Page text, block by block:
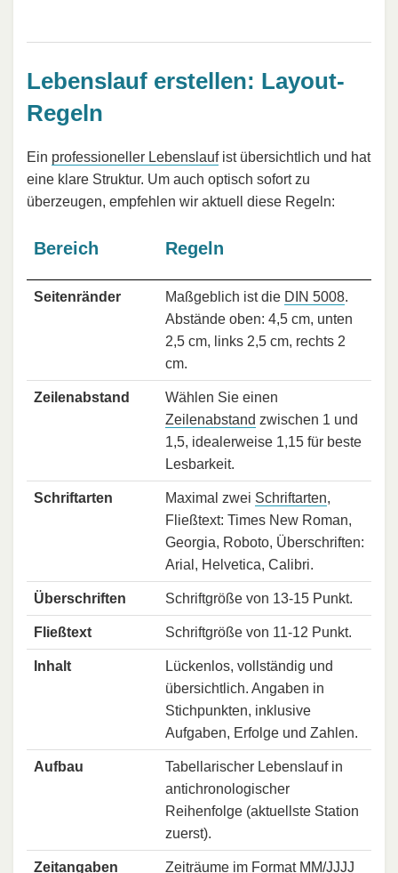
Lebenslauf erstellen: Layout-
Regeln
Ein professioneller Lebenslaufist übersichtlich und hat
eine klare Struktur. Um auch optisch sofort zu
überzeugen, empfehlen wir aktuell diese Regeln:
Bereich Regeln
Seitenränder Maßgeblich ist die DIN 5008.
Abstände oben: 4,5 cm, unten
2,5 cm, links 2,5 cm, rechts 2
cm.
Zeilenabstand
Wählen Sie einen
Zeilenabstand zwischen 1 und
1,5, idealerweise 1,15 für beste
Lesbarkeit.
Schriftarten Maximal zwei Schriftarten,
Fließtext: Times New Roman,
Georgia, Roboto, Überschriften:
Arial, Helvetica, Calibri.
Überschriften Schriftgröße von 13-15 Punkt.
Fließtext Schriftgröße von 11-12 Punkt.
Inhalt
Lückenlos, vollständig und
übersichtlich. Angaben in
Stichpunkten, inklusive
Aufgaben, Erfolge und Zahlen.
Aufbau
Tabellarischer Lebenslauf in
antichronologischer
Reihenfolge (aktuellste Station
zuerst).
Zeitangaben Zeiträume im Format MM/JJJJ